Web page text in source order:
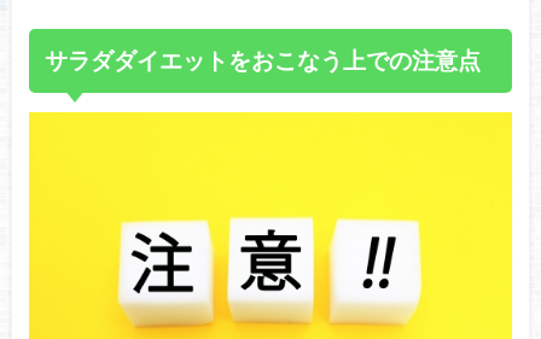
サラダダイエットをおこなう上での注意点